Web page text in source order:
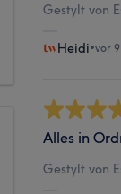
Gestylt von
Heidi•vor
Alles in
Gestylt von